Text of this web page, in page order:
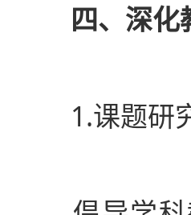
四、深化
1.课题研究